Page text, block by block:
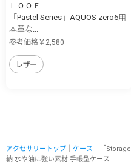
ＬＯＯＦ
「Pastel Series」AQUOS zero6用
本革な...
参考価格￥2,580
レザー
アクセサリートップ ケース ｜「
納 水や油に強い素材 手帳型ケース